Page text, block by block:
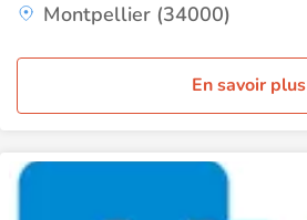
Montpellier (34000)
En savoir plus